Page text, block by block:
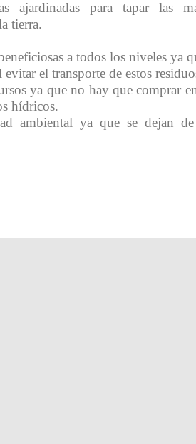
ajardinadas para tapar las
tierra.
a todos los niveles ya
el transporte de estos
ya que no hay que comprar
hídricos.
ambiental ya que se dejan de